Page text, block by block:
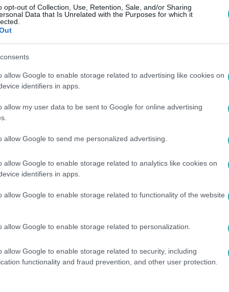
opt-out of Collection, Use, Retention, Sale, and/or Sharing
Data that Is Unrelated with the Purposes for which it
allow Google to enable storage related to advertising like cookies on
identifiers in apps.
allow my user data to be sent to Google for online advertising
allow Google to send me personalized advertising.
allow Google to enable storage related to analytics like cookies on
identifiers in apps.
allow Google to enable storage related to functionality of the website
allow Google to enable storage related to personalization.
allow Google to enable storage related to security, including
functionality and fraud prevention, and other user protection.
egészség – nézd meg, mit üzennek a csillagok júniusra a
szeretnek a Bikák csillagjegyűek
érdemes egy Bika csillagjegyű embert az életedben tudni –
jövő törődés vár rád!